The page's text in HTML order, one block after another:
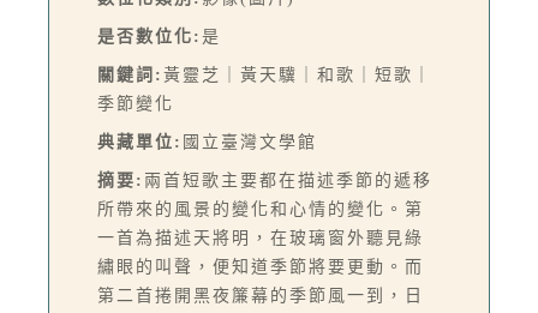
是否數位化: 是
關鍵詞: 黃靈芝｜黃天驥｜和歌｜短歌｜
季節變化
典藏單位: 國立臺灣文學館
摘要: 兩首短歌主要都在描述季節的遞移
所帶來的風景的變化和心情的變化。第
一首為描述天將明，在玻璃窗外聽見綠
繡眼的叫聲，便知道季節將要更動。而
第二首捲開黑夜簾幕的季節風一到，日